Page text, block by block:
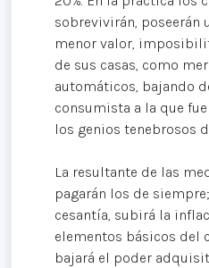
sobrevivirán, poseerán
menor valor,
de sus casas, como
automáticos, bajando
consumista a la que
los genios tenebrosos
La resultante de las
pagarán los de
cesantía, subirá la
elementos básicos del
bajará el poder